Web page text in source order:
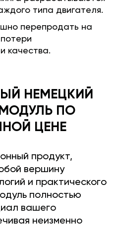
типа двигателя.
перепродать на
качества.
НЕМЕЦКИЙ
ПО
ЦЕНЕ
продукт,
вершину
и практического
полностью
вашего
неизменно